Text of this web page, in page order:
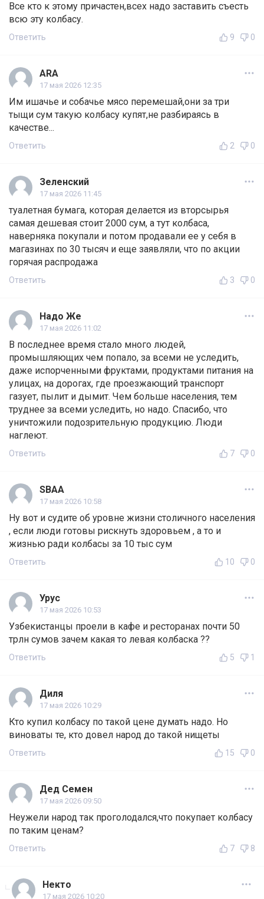
Все кто к этому причастен,всех надо заставить съесть
всю эту колбасу.
Ответить 9 0
ARA
17 мая 2026 12:35
Им ишачье и собачье мясо перемешай,они за три
тыщи сум такую колбасу купят,не разбираясь в
качестве...
Ответить 2 0
Зеленский
17 мая 2026 11:45
туалетная бумага, которая делается из вторсырья
самая дешевая стоит 2000 сум, а тут колбаса,
наверняка покупали и потом продавали ее у себя в
магазинах по 30 тысяч и еще заявляли, что по акции
горячая распродажа
Ответить 3 0
Надо Же
17 мая 2026 11:02
В последнее время стало много людей,
промышляющих чем попало, за всеми не уследить,
даже испорченными фруктами, продуктами питания на
улицах, на дорогах, где проезжающий транспорт
газует, пылит и дымит. Чем больше населения, тем
труднее за всеми уследить, но надо. Спасибо, что
уничтожили подозрительную продукцию. Люди
наглеют.
Ответить 7 0
SBAA
17 мая 2026 10:58
Ну вот и судите об уровне жизни столичного населения
, если люди готовы рискнуть здоровьем , а то и
жизнью ради колбасы за 10 тыс сум
Ответить 10 0
Урус
17 мая 2026 10:53
Узбекистанцы проели в кафе и ресторанах почти 50
трлн сумов зачем какая то левая колбаска ??
Ответить 5 1
Диля
17 мая 2026 10:29
Кто купил колбасу по такой цене думать надо. Но
виноваты те, кто довел народ до такой нищеты
Ответить 15 0
Дед Семен
17 мая 2026 09:50
Неужели народ так проголодался,что покупает колбасу
по таким ценам?
Ответить 7 8
Некто
17 мая 2026 10:20